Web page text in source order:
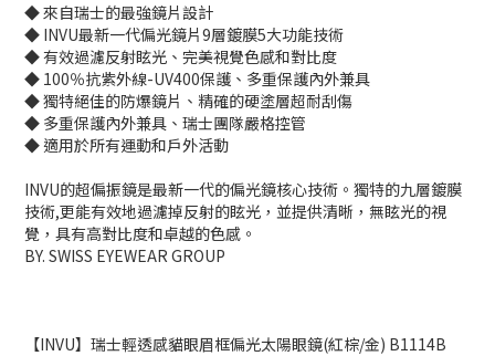
◆ 來自瑞士的最強鏡片設計
◆ INVU最新一代偏光鏡片9層鍍膜5大功能技術
◆ 有效過濾反射眩光、完美視覺色感和對比度
◆ 100％抗紫外線-UV400保護、多重保護內外兼具
◆ 獨特絕佳的防爆鏡片、精確的硬塗層超耐刮傷
◆ 多重保護內外兼具、瑞士團隊嚴格控管
◆ 適用於所有運動和戶外活動
INVU的超偏振鏡是最新一代的偏光鏡核心技術。獨特的九層鍍膜
技術,更能有效地過濾掉反射的眩光，並提供清晰，無眩光的視
覺，具有高對比度和卓越的色感。
BY. SWISS EYEWEAR GROUP
【INVU】瑞士輕透感貓眼眉框偏光太陽眼鏡(紅棕/金) B1114B